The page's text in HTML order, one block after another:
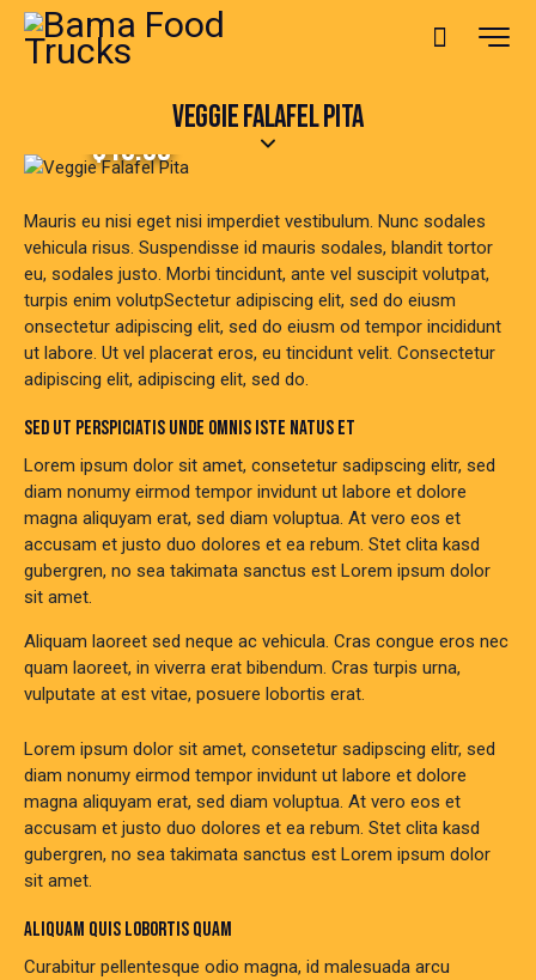
VEGGIE FALAFEL PITA
$10.00
Mauris eu nisi eget nisi imperdiet vestibulum. Nunc sodales
vehicula risus. Suspendisse id mauris sodales, blandit tortor
eu, sodales justo. Morbi tincidunt, ante vel suscipit volutpat,
turpis enim volutpSectetur adipiscing elit, sed do eiusm
onsectetur adipiscing elit, sed do eiusm od tempor incididunt
ut labore. Ut vel placerat eros, eu tincidunt velit. Consectetur
adipiscing elit, adipiscing elit, sed do.
SED UT PERSPICIATIS UNDE OMNIS ISTE NATUS ET
Lorem ipsum dolor sit amet, consetetur sadipscing elitr, sed
diam nonumy eirmod tempor invidunt ut labore et dolore
magna aliquyam erat, sed diam voluptua. At vero eos et
accusam et justo duo dolores et ea rebum. Stet clita kasd
gubergren, no sea takimata sanctus est Lorem ipsum dolor
sit amet.
Aliquam laoreet sed neque ac vehicula. Cras congue eros nec
quam laoreet, in viverra erat bibendum. Cras turpis urna,
vulputate at est vitae, posuere lobortis erat.
Lorem ipsum dolor sit amet, consetetur sadipscing elitr, sed
diam nonumy eirmod tempor invidunt ut labore et dolore
magna aliquyam erat, sed diam voluptua. At vero eos et
accusam et justo duo dolores et ea rebum. Stet clita kasd
gubergren, no sea takimata sanctus est Lorem ipsum dolor
sit amet.
ALIQUAM QUIS LOBORTIS QUAM
Curabitur pellentesque odio magna, id malesuada arcu